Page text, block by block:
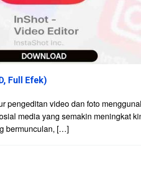
Full Efek)
pengeditan video dan foto
media yang semakin meningkat
bermunculan, […]